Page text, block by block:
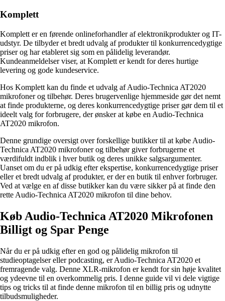
Komplett
Komplett er en førende onlineforhandler af elektronikprodukter og IT-
udstyr. De tilbyder et bredt udvalg af produkter til konkurrencedygtige
priser og har etableret sig som en pålidelig leverandør.
Kundeanmeldelser viser, at Komplett er kendt for deres hurtige
levering og gode kundeservice.
Hos Komplett kan du finde et udvalg af Audio-Technica AT2020
mikrofoner og tilbehør. Deres brugervenlige hjemmeside gør det nemt
at finde produkterne, og deres konkurrencedygtige priser gør dem til et
ideelt valg for forbrugere, der ønsker at købe en Audio-Technica
AT2020 mikrofon.
Denne grundige oversigt over forskellige butikker til at købe Audio-
Technica AT2020 mikrofoner og tilbehør giver forbrugerne et
værdifuldt indblik i hver butik og deres unikke salgsargumenter.
Uanset om du er på udkig efter ekspertise, konkurrencedygtige priser
eller et bredt udvalg af produkter, er der en butik til enhver forbruger.
Ved at vælge en af ​​disse butikker kan du være sikker på at finde den
rette Audio-Technica AT2020 mikrofon til dine behov.
Køb Audio-Technica AT2020 Mikrofonen
Billigt og Spar Penge
Når du er på udkig efter en god og pålidelig mikrofon til
studieoptagelser eller podcasting, er Audio-Technica AT2020 et
fremragende valg. Denne XLR-mikrofon er kendt for sin høje kvalitet
og ydeevne til en overkommelig pris. I denne guide vil vi dele vigtige
tips og tricks til at finde denne mikrofon til en billig pris og udnytte
tilbudsmuligheder.